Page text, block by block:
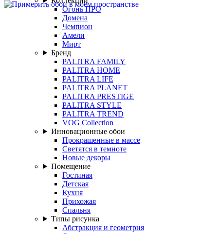
Огонь ПРО
Домена
Чемпион
Амели
Мирт
Бренд
PALITRA FAMILY
PALITRA HOME
PALITRA LIFE
PALITRA PLANET
PALITRA PRESTIGE
PALITRA STYLE
PALITRA TREND
VOG Collection
Инновационные обои
Прокрашенные в массе
Светятся в темноте
Новые декоры
Помещение
Гостиная
Детская
Кухня
Прихожая
Спальня
Типы рисунка
Абстракция и геометрия